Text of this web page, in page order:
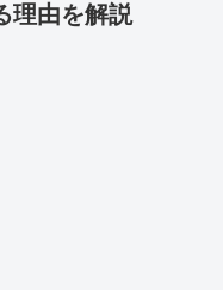
理由を解説